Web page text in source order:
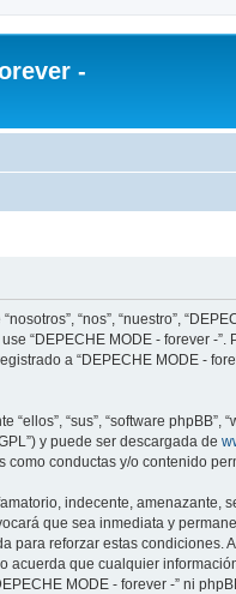
-
“nos”, “nuestro”,
“DEPECHE MODE - forever
a “DEPECHE MODE -
“sus”, “software
y puede ser descargada de
conductas y/o contenido
indecente,
que sea inmediata y
reforzar estas
que cualquier
MODE - forever -” ni